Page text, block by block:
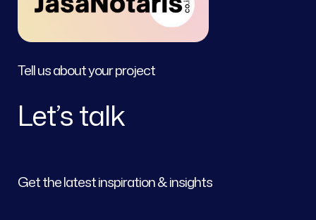
Tell us about your project
Let’s talk
Get the latest inspiration & insights